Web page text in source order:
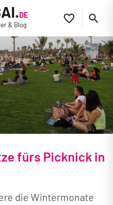
DE
& Blog  
fürs Picknick in
die Wintermonate